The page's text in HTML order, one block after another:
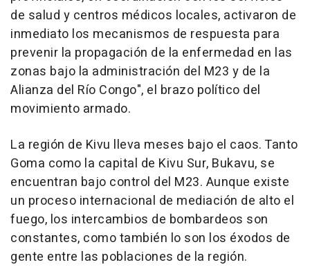
de salud y centros médicos locales, activaron de
inmediato los mecanismos de respuesta para
prevenir la propagación de la enfermedad en las
zonas bajo la administración del M23 y de la
Alianza del Río Congo", el brazo político del
movimiento armado.
La región de Kivu lleva meses bajo el caos. Tanto
Goma como la capital de Kivu Sur, Bukavu, se
encuentran bajo control del M23. Aunque existe
un proceso internacional de mediación de alto el
fuego, los intercambios de bombardeos son
constantes, como también lo son los éxodos de
gente entre las poblaciones de la región.